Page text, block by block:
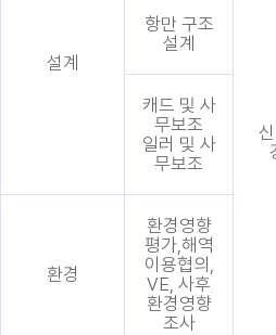
설계
항만 구조
설계
캐드 및 사
무보조
일러 및 사
무보조
환경
환경영향
평가,해역
이용협의,
VE, 사후
환경영향
조사